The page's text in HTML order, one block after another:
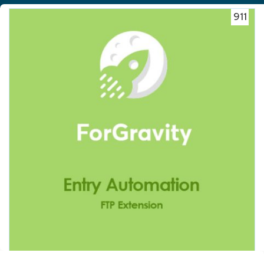
911
Giảm giá!